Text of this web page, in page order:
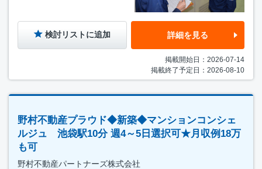
検討リストに追加 詳細を見る
掲載開始日：2026-07-14
掲載終了予定日：2026-08-10
野村不動産プラウド◆新築◆マンションコンシェ
ルジュ 池袋駅10分 週4～5日選択可★月収例18万
も可
野村不動産パートナーズ株式会社